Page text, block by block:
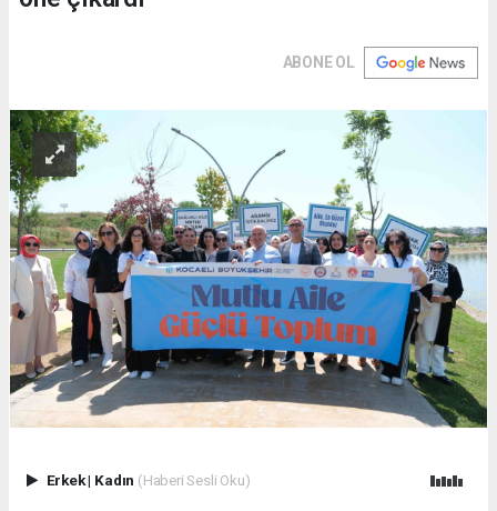
ABONE OL
Erkek| Kadın (Haberi Sesli Oku)